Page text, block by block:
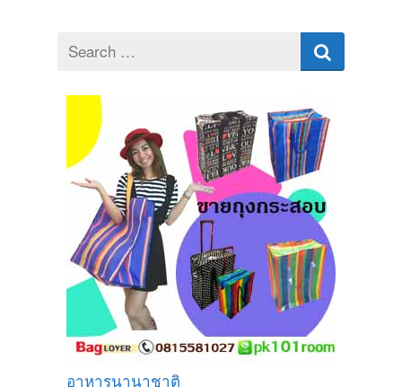
Search
for
อาหารนานาชาติ